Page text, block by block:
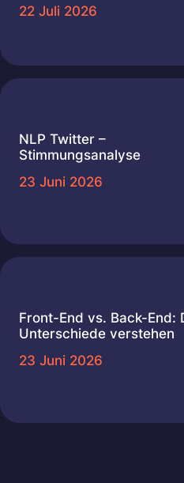
22 Juli 2026
NLP Twitter –
Stimmungsanalyse
23 Juni 2026
Front-End vs. Back-End:
Unterschiede verstehen
23 Juni 2026